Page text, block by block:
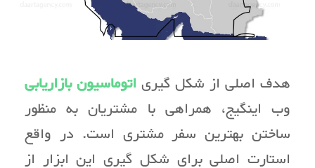
هدف اصلی از شکل گیری اتوماسیون بازاریابی
وب اینگیج، همراهی با مشتریان به منظور
ساختن بهترین سفر مشتری است. در واقع
استارت اصلی برای شکل گیری این ابزار از